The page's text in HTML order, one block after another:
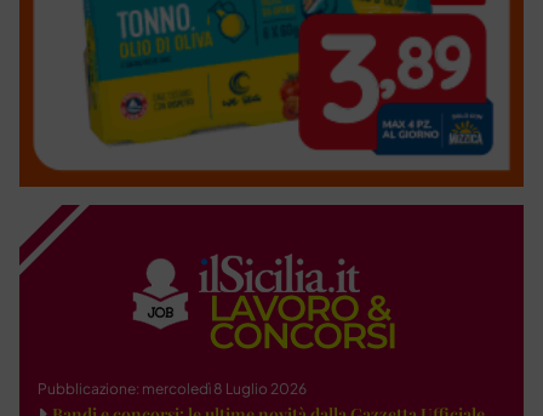
Pubblicazione: mercoledì 8 Luglio 2026